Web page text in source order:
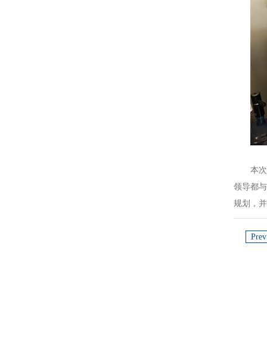
本
领导都
规划，
Prev